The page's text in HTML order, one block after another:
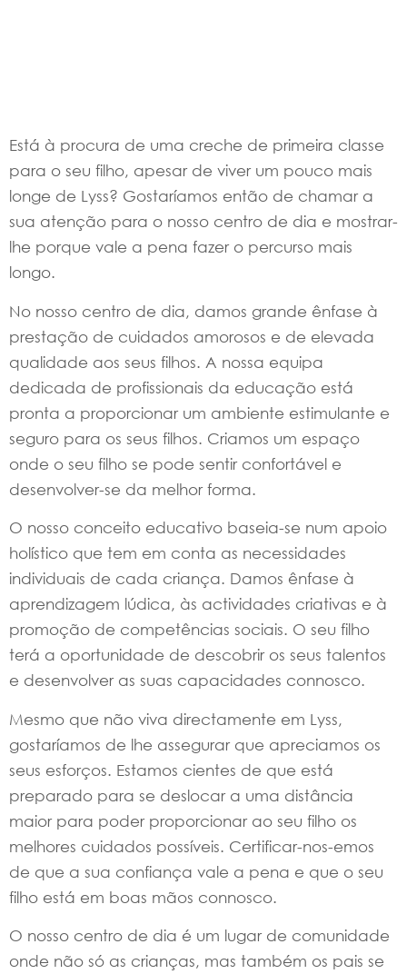
Está à procura de uma creche de primeira classe
para o seu filho, apesar de viver um pouco mais
longe de Lyss? Gostaríamos então de chamar a
sua atenção para o nosso centro de dia e mostrar-
lhe porque vale a pena fazer o percurso mais
longo.
No nosso centro de dia, damos grande ênfase à
prestação de cuidados amorosos e de elevada
qualidade aos seus filhos. A nossa equipa
dedicada de profissionais da educação está
pronta a proporcionar um ambiente estimulante e
seguro para os seus filhos. Criamos um espaço
onde o seu filho se pode sentir confortável e
desenvolver-se da melhor forma.
O nosso conceito educativo baseia-se num apoio
holístico que tem em conta as necessidades
individuais de cada criança. Damos ênfase à
aprendizagem lúdica, às actividades criativas e à
promoção de competências sociais. O seu filho
terá a oportunidade de descobrir os seus talentos
e desenvolver as suas capacidades connosco.
Mesmo que não viva directamente em Lyss,
gostaríamos de lhe assegurar que apreciamos os
seus esforços. Estamos cientes de que está
preparado para se deslocar a uma distância
maior para poder proporcionar ao seu filho os
melhores cuidados possíveis. Certificar-nos-emos
de que a sua confiança vale a pena e que o seu
filho está em boas mãos connosco.
O nosso centro de dia é um lugar de comunidade
onde não só as crianças, mas também os pais se